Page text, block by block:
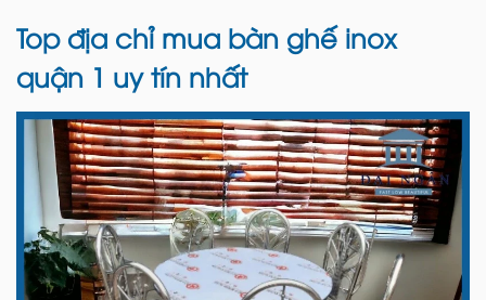
Top địa chỉ mua bàn ghế inox
quận 1 uy tín nhất